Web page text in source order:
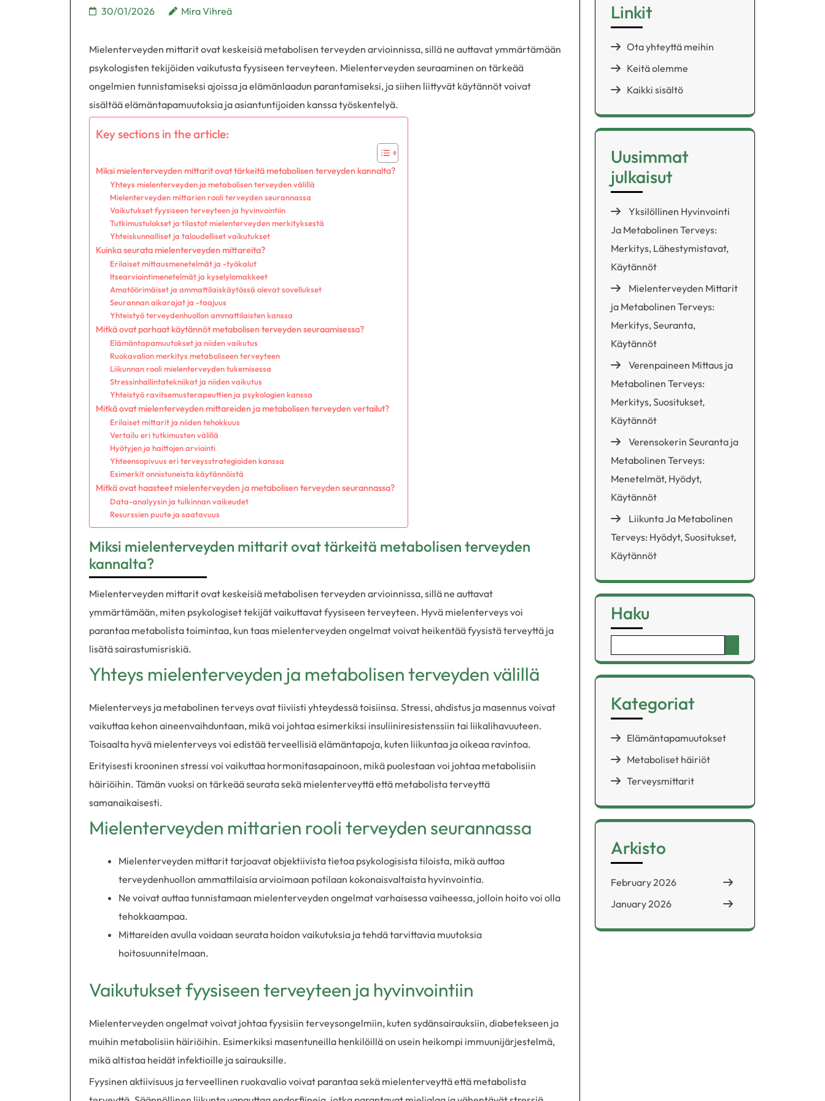
30/01/2026 Mira Vihreä
Mielenterveyden mittarit ovat keskeisiä metabolisen terveyden arvioinnissa, sillä ne auttavat ymmärtämään
psykologisten tekijöiden vaikutusta fyysiseen terveyteen. Mielenterveyden seuraaminen on tärkeää
ongelmien tunnistamiseksi ajoissa ja elämänlaadun parantamiseksi, ja siihen liittyvät käytännöt voivat
sisältää elämäntapamuutoksia ja asiantuntijoiden kanssa työskentelyä.
Key sections in the article:
Miksi mielenterveyden mittarit ovat tärkeitä metabolisen terveyden kannalta?
Yhteys mielenterveyden ja metabolisen terveyden välillä
Mielenterveyden mittarien rooli terveyden seurannassa
Vaikutukset fyysiseen terveyteen ja hyvinvointiin
Tutkimustulokset ja tilastot mielenterveyden merkityksestä
Yhteiskunnalliset ja taloudelliset vaikutukset
Kuinka seurata mielenterveyden mittareita?
Erilaiset mittausmenetelmät ja -työkalut
Itsearviointimenetelmät ja kyselylomakkeet
Amatöörimäiset ja ammattilaiskäytössä olevat sovellukset
Seurannan aikarajat ja -taajuus
Yhteistyö terveydenhuollon ammattilaisten kanssa
Mitkä ovat parhaat käytännöt metabolisen terveyden seuraamisessa?
Elämäntapamuutokset ja niiden vaikutus
Ruokavalion merkitys metaboliseen terveyteen
Liikunnan rooli mielenterveyden tukemisessa
Stressinhallintatekniikat ja niiden vaikutus
Yhteistyö ravitsemusterapeuttien ja psykologien kanssa
Mitkä ovat mielenterveyden mittareiden ja metabolisen terveyden vertailut?
Erilaiset mittarit ja niiden tehokkuus
Vertailu eri tutkimusten välillä
Hyötyjen ja haittojen arviointi
Yhteensopivuus eri terveysstrategioiden kanssa
Esimerkit onnistuneista käytännöistä
Mitkä ovat haasteet mielenterveyden ja metabolisen terveyden seurannassa?
Data-analyysin ja tulkinnan vaikeudet
Resurssien puute ja saatavuus
Miksi mielenterveyden mittarit ovat tärkeitä metabolisen terveyden
kannalta?
Mielenterveyden mittarit ovat keskeisiä metabolisen terveyden arvioinnissa, sillä ne auttavat
ymmärtämään, miten psykologiset tekijät vaikuttavat fyysiseen terveyteen. Hyvä mielenterveys voi
parantaa metabolista toimintaa, kun taas mielenterveyden ongelmat voivat heikentää fyysistä terveyttä ja
lisätä sairastumisriskiä.
Yhteys mielenterveyden ja metabolisen terveyden välillä
Mielenterveys ja metabolinen terveys ovat tiiviisti yhteydessä toisiinsa. Stressi, ahdistus ja masennus voivat
vaikuttaa kehon aineenvaihduntaan, mikä voi johtaa esimerkiksi insuliiniresistenssiin tai liikalihavuuteen.
Toisaalta hyvä mielenterveys voi edistää terveellisiä elämäntapoja, kuten liikuntaa ja oikeaa ravintoa.
Erityisesti krooninen stressi voi vaikuttaa hormonitasapainoon, mikä puolestaan voi johtaa metabolisiin
häiriöihin. Tämän vuoksi on tärkeää seurata sekä mielenterveyttä että metabolista terveyttä
samanaikaisesti.
Mielenterveyden mittarien rooli terveyden seurannassa
Mielenterveyden mittarit tarjoavat objektiivista tietoa psykologisista tiloista, mikä auttaa
terveydenhuollon ammattilaisia arvioimaan potilaan kokonaisvaltaista hyvinvointia.
Ne voivat auttaa tunnistamaan mielenterveyden ongelmat varhaisessa vaiheessa, jolloin hoito voi olla
tehokkaampaa.
Mittareiden avulla voidaan seurata hoidon vaikutuksia ja tehdä tarvittavia muutoksia
hoitosuunnitelmaan.
Vaikutukset fyysiseen terveyteen ja hyvinvointiin
Mielenterveyden ongelmat voivat johtaa fyysisiin terveysongelmiin, kuten sydänsairauksiin, diabetekseen ja
muihin metabolisiin häiriöihin. Esimerkiksi masentuneilla henkilöillä on usein heikompi immuunijärjestelmä,
mikä altistaa heidät infektioille ja sairauksille.
Fyysinen aktiivisuus ja terveellinen ruokavalio voivat parantaa sekä mielenterveyttä että metabolista
Linkit
Ota yhteyttä meihin
Keitä olemme
Kaikki sisältö
Uusimmat
julkaisut
Yksilöllinen Hyvinvointi
Ja Metabolinen Terveys:
Merkitys, Lähestymistavat,
Käytännöt
Mielenterveyden Mittarit
ja Metabolinen Terveys:
Merkitys, Seuranta,
Käytännöt
Verenpaineen Mittaus ja
Metabolinen Terveys:
Merkitys, Suositukset,
Käytännöt
Verensokerin Seuranta ja
Metabolinen Terveys:
Menetelmät, Hyödyt,
Käytännöt
Liikunta Ja Metabolinen
Terveys: Hyödyt, Suositukset,
Käytännöt
Haku
for:
Kategoriat
Elämäntapamuutokset
Metaboliset häiriöt
Terveysmittarit
Arkisto
February 2026
January 2026